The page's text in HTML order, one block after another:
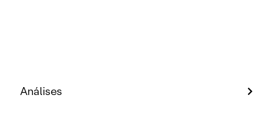
Análises